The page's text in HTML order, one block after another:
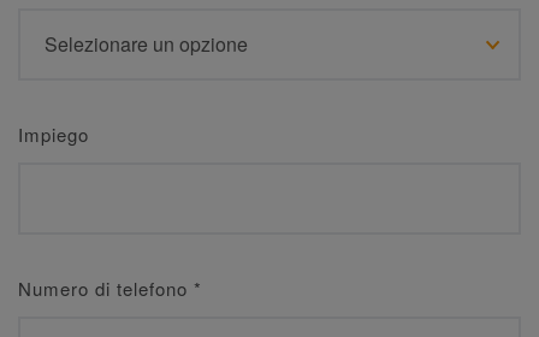
Impiego
Numero di telefono *